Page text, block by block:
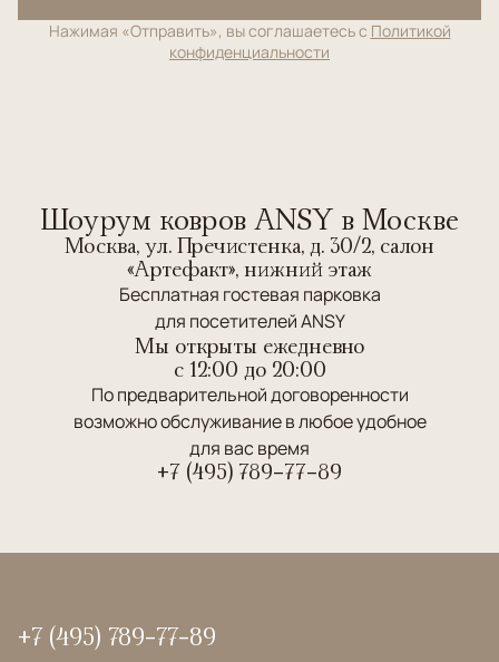
Нажимая «Отправить», вы соглашаетесь с Политикой
конфиденциальности
Шоурум ковров ANSY в Москве
Москва, ул. Пречистенка, д. 30/2, салон
«Артефакт», нижний этаж
Бесплатная гостевая парковка
для посетителей ANSY
Мы открыты ежедневно
c 12:00 до 20:00
По предварительной договоренности
возможно обслуживание в любое удобное
для вас время
+7 (495) 789-77-89
+7 (495) 789-77-89